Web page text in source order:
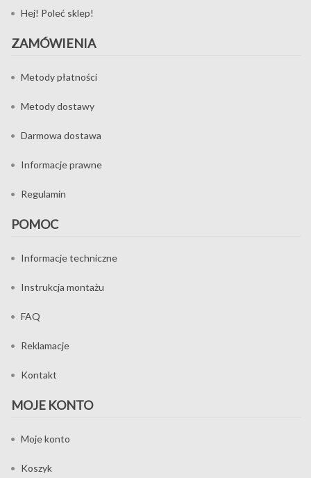
Hej! Poleć sklep!
ZAMÓWIENIA
Metody płatności
Metody dostawy
Darmowa dostawa
Informacje prawne
Regulamin
POMOC
Informacje techniczne
Instrukcja montażu
FAQ
Reklamacje
Kontakt
MOJE KONTO
Moje konto
Koszyk